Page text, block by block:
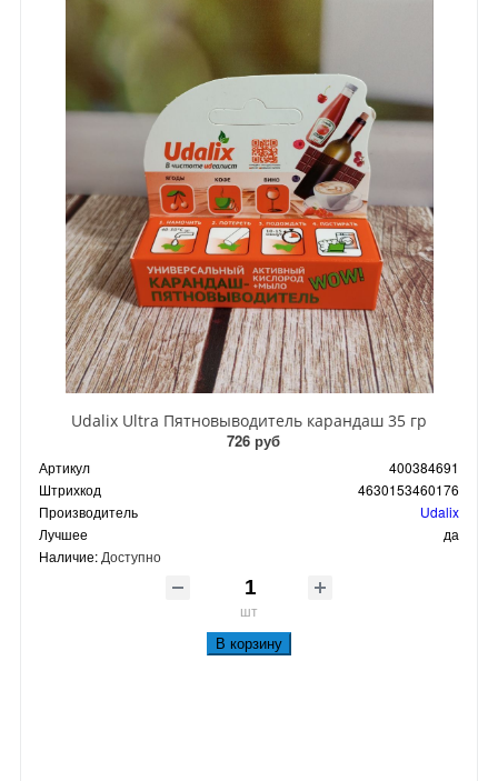
Udalix Ultra Пятновыводитель карандаш 35 гр
726 руб
Артикул
400384691
Штрихкод
4630153460176
Производитель
Udalix
Лучшее
да
Наличие: Доступно
шт
В корзину